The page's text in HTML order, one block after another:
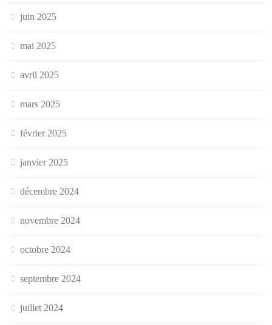
juin 2025
mai 2025
avril 2025
mars 2025
février 2025
janvier 2025
décembre 2024
novembre 2024
octobre 2024
septembre 2024
juillet 2024